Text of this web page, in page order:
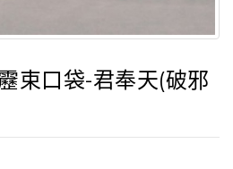
束口袋-君奉天(破邪